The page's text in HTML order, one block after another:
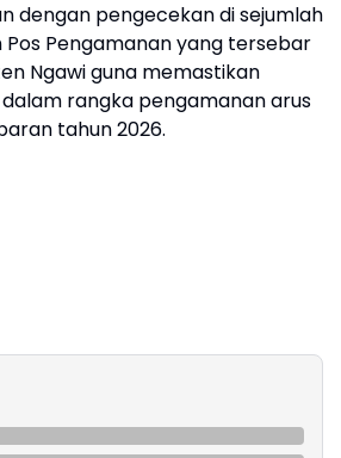
dengan pengecekan di sejumlah
Pos Pengamanan yang tersebar
Ngawi guna memastikan
rangka pengamanan arus
tahun 2026.